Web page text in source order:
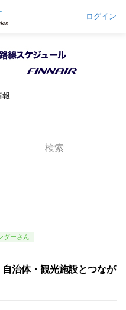
ログイン
報
検索
自治体・観光施設とつなが